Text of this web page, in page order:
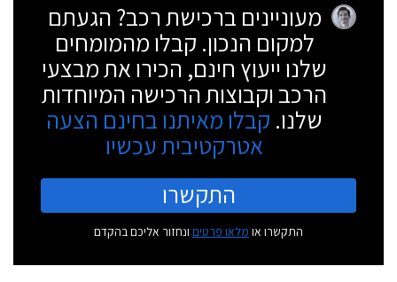
מעוניינים ברכישת רכב? הגעתם
למקום הנכון. קבלו מהמומחים
שלנו ייעוץ חינם, הכירו את מבצעי
הרכב וקבוצות הרכישה המיוחדות
שלנו. קבלו מאיתנו בחינם הצעה
אטרקטיבית עכשיו
התקשרו
התקשרו או מלאו פרטים ונחזור אליכם בהקדם